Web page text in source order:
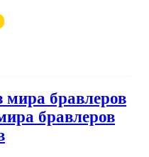
бравлеров